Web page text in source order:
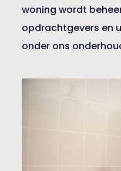
woning wordt
opdrachtgevers en
onder ons